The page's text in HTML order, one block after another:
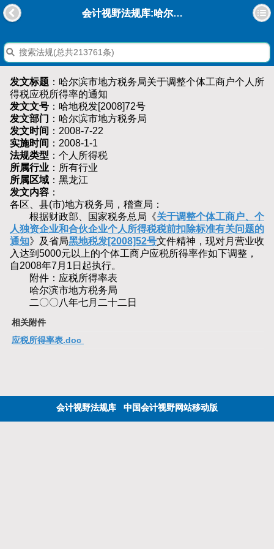
会计视野法规库:哈尔滨市地方税务局关于调整个体工商户个人所得税应税所得率的通知
发文标题 ：哈尔滨市地方税务局关于调整个体工商户个人所
得税应税所得率的通知
发文文号 ：哈地税发[2008]72号
发文部门 ：哈尔滨市地方税务局
发文时间 ：2008-7-22
实施时间 ：2008-1-1
法规类型 ：个人所得税
所属行业 ：所有行业
所属区域 ：黑龙江
发文内容 ：
各区、县(市)地方税务局，稽查局：
根据财政部、国家税务总局《关于调整个体工商户、个
人独资企业和合伙企业个人所得税税前扣除标准有关问题的
通知》及省局黑地税发[2008]52号文件精神，现对月营业收
入达到5000元以上的个体工商户应税所得率作如下调整，
自2008年7月1日起执行。
附件：应税所得率表
哈尔滨市地方税务局
二〇〇八年七月二十二日
相关附件
应税所得率表.doc
会计视野法规库 中国会计视野网站移动版